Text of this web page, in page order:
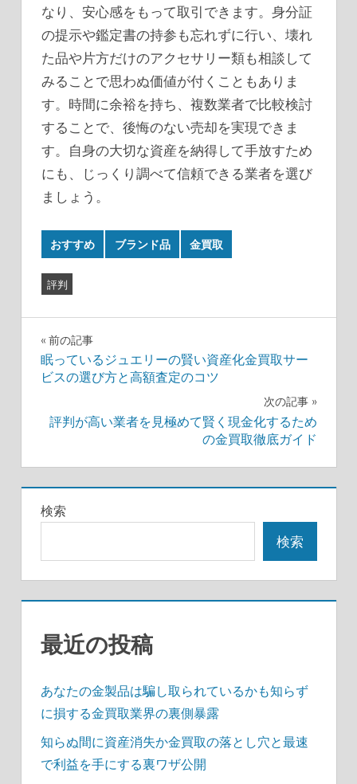
なり、安心感をもって取引できます。身分証
の提示や鑑定書の持参も忘れずに行い、壊れ
た品や片方だけのアクセサリー類も相談して
みることで思わぬ価値が付くこともありま
す。時間に余裕を持ち、複数業者で比較検討
することで、後悔のない売却を実現できま
す。自身の大切な資産を納得して手放すため
にも、じっくり調べて信頼できる業者を選び
ましょう。
おすすめ ブランド品 金買取
評判
投
稿
ゲ
ー
シ
ョ
ン
前の記事
眠っているジュエリーの賢い資産化金買取サー
ビスの選び方と高額査定のコツ
次の記事
評判が高い業者を見極めて賢く現金化するため
の金買取徹底ガイド
検索
検索
最近の投稿
あなたの金製品は騙し取られているかも知らず
に損する金買取業界の裏側暴露
知らぬ間に資産消失か金買取の落とし穴と最速
で利益を手にする裏ワザ公開